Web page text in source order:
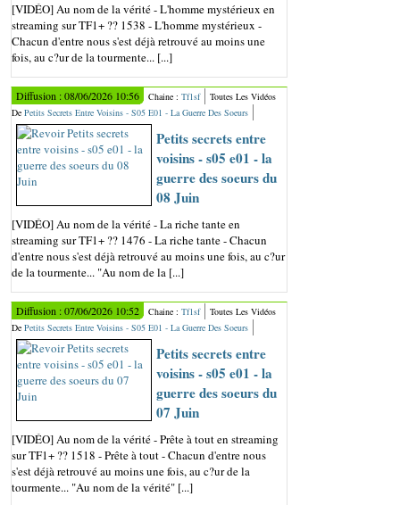
[VIDÉO] Au nom de la vérité - L'homme mystérieux en
streaming sur TF1+ ?? 1538 - L'homme mystérieux -
Chacun d'entre nous s'est déjà retrouvé au moins une
fois, au c?ur de la tourmente... [...]
Diffusion : 08/06/2026 10:56 Chaine : Tf1sf
Toutes Les Vidéos
De Petits Secrets Entre Voisins - S05 E01 - La Guerre Des Soeurs
Petits secrets entre
voisins - s05 e01 - la
guerre des soeurs du
08 Juin
[VIDÉO] Au nom de la vérité - La riche tante en
streaming sur TF1+ ?? 1476 - La riche tante - Chacun
d'entre nous s'est déjà retrouvé au moins une fois, au c?ur
de la tourmente... "Au nom de la [...]
Diffusion : 07/06/2026 10:52 Chaine : Tf1sf
Toutes Les Vidéos
De Petits Secrets Entre Voisins - S05 E01 - La Guerre Des Soeurs
Petits secrets entre
voisins - s05 e01 - la
guerre des soeurs du
07 Juin
[VIDÉO] Au nom de la vérité - Prête à tout en streaming
sur TF1+ ?? 1518 - Prête à tout - Chacun d'entre nous
s'est déjà retrouvé au moins une fois, au c?ur de la
tourmente... "Au nom de la vérité" [...]